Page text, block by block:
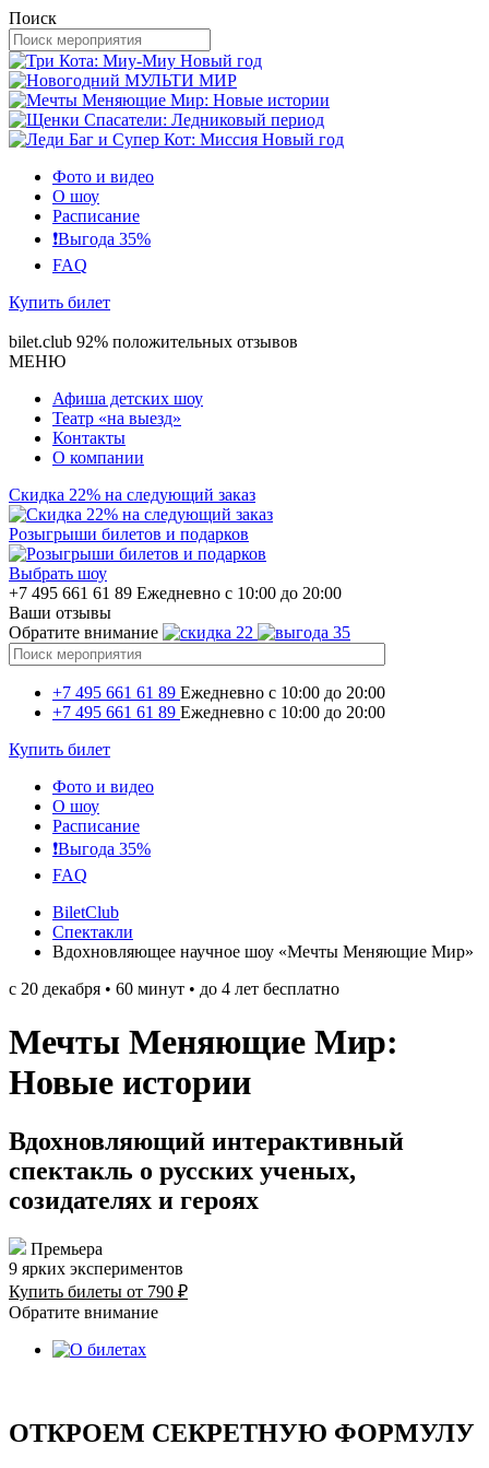
Поиск
Фото и видео
О шоу
Расписание
❗️Выгода 35%
FAQ
Купить билет
bilet.club 92% положительных отзывов
МЕНЮ
Афиша детских шоу
Театр «на выезд»
Контакты
О компании
Скидка 22% на следующий заказ
Розыгрыши билетов и подарков
Выбрать шоу
+7 495 661 61 89 Ежедневно с 10:00 до 20:00
Ваши отзывы
Обратите внимание
+7 495 661 61 89 Ежедневно с 10:00 до 20:00
+7 495 661 61 89 Ежедневно с 10:00 до 20:00
Купить билет
Фото и видео
О шоу
Расписание
❗️Выгода 35%
FAQ
BiletClub
Спектакли
Вдохновляющее научное шоу «Мечты Меняющие Мир»
с 20 декабря • 60 минут • до 4 лет бесплатно
Мечты Меняющие Мир:
Новые истории
Вдохновляющий интерактивный
спектакль о русских ученых,
созидателях и героях
Премьера
9 ярких экспериментов
Купить билеты от 790 ₽
Обратите внимание
ОТКРОЕМ СЕКРЕТНУЮ ФОРМУЛУ